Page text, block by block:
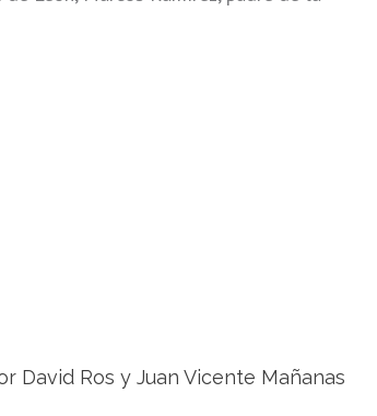
David Ros y Juan Vicente Mañanas